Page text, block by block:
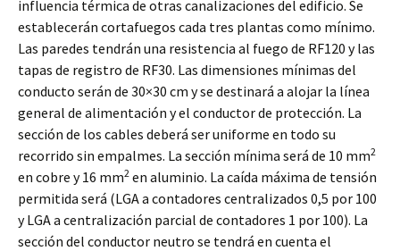
influencia térmica de otras canalizaciones del edificio. Se
establecerán cortafuegos cada tres plantas como mínimo.
Las paredes tendrán una resistencia al fuego de RF120 y las
tapas de registro de RF30. Las dimensiones mínimas del
conducto serán de 30×30 cm y se destinará a alojar la línea
general de alimentación y el conductor de protección. La
sección de los cables deberá ser uniforme en todo su
recorrido sin empalmes. La sección mínima será de 10 mm2
en cobre y 16 mm2 en aluminio. La caída máxima de tensión
permitida será (LGA a contadores centralizados 0,5 por 100
y LGA a centralización parcial de contadores 1 por 100). La
sección del conductor neutro se tendrá en cuenta el